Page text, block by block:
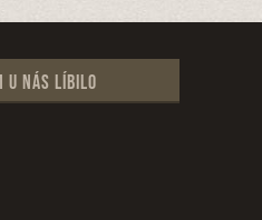
u nás líbilo